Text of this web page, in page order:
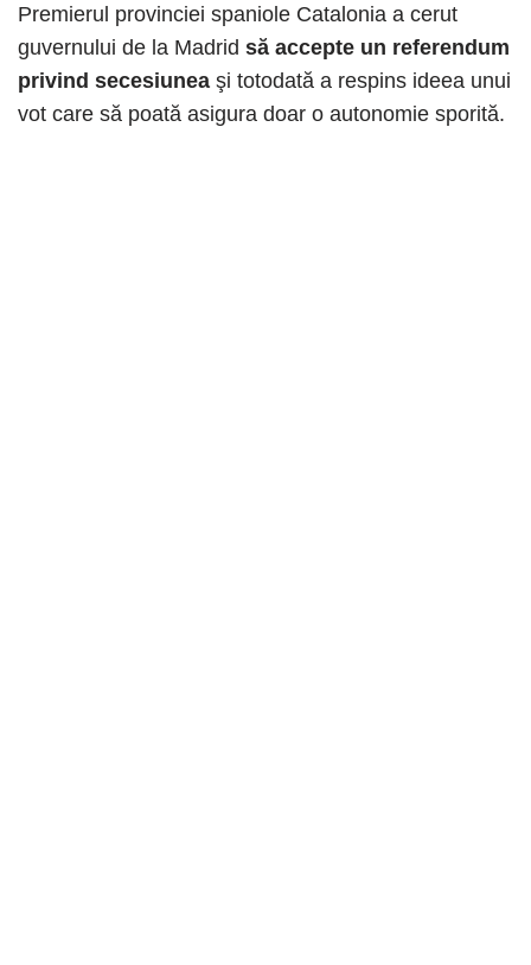
Premierul provinciei spaniole Catalonia a cerut
guvernului de la Madrid să accepte un referendum
privind secesiunea şi totodată a respins ideea unui
vot care să poată asigura doar o autonomie sporită.